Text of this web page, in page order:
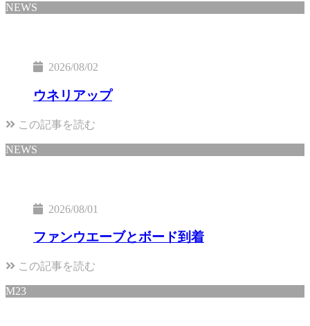
NEWS
2026/08/02
ウネリアップ
この記事を読む
NEWS
2026/08/01
ファンウエーブとボード到着
この記事を読む
M23